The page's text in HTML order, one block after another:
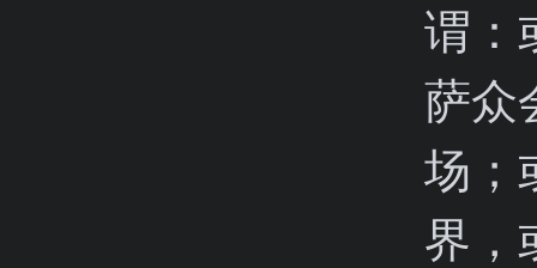
谓：
萨众
场；
界，